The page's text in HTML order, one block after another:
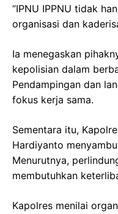
“IPNU IPPNU tidak
organisasi dan
Ia menegaskan
kepolisian dalam
Pendampingan dan
fokus kerja sama.
Sementara itu,
Hardiyanto
Menurutnya,
membutuhkan
Kapolres menilai